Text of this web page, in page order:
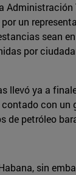
un
sean
por
ya a
con un
de petróleo
sin